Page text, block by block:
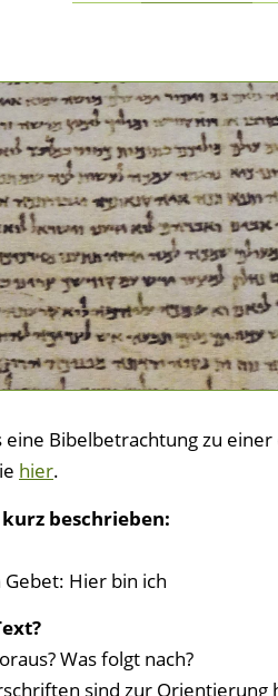
Bibelbetrachtung zu
hier.
beschrieben:
Hier bin ich
Was folgt nach?
sind zur Orientierung